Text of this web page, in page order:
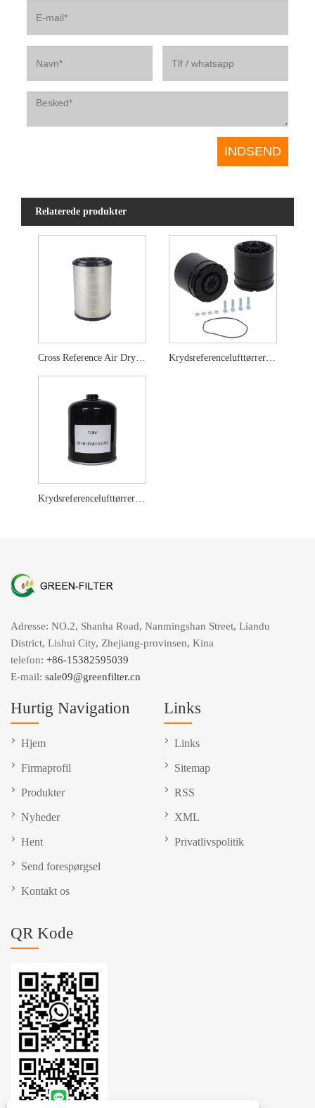
Relaterede produkter
Cross Reference Air Dryer Filter Ylc11p00052S007
Krydsreferencelufttørrerfilter 4324102232
Adresse: NO.2, Shanha Road, Nanmingshan Street, Liandu
District, Lishui City, Zhejiang-provinsen, Kina
telefon: +86-15382595039
E-mail: sale09@greenfilter.cn
Hurtig Navigation
Hjem
Firmaprofil
Produkter
Nyheder
Hent
Send forespørgsel
Kontakt os
Links
Links
Sitemap
RSS
XML
Privatlivspolitik
QR Kode